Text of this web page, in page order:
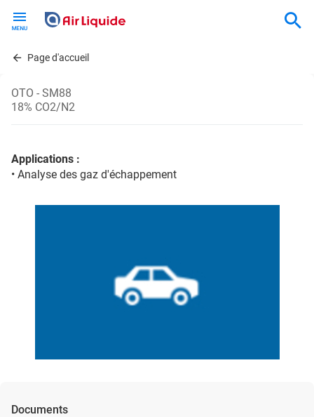
contentPage d'accueil
OTO - SM88
18% CO2/N2
Applications :
• Analyse des gaz d'échappement
Documents